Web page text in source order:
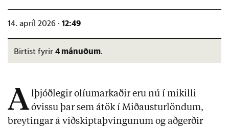
14. apríl 2026 · 12:49
Birtist fyrir 4 mánuðum.
Alþjóðlegir olíumarkaðir eru nú í mikilli
óvissu þar sem átök í Miðausturlöndum,
breytingar á viðskiptaþvingunum og aðgerðir